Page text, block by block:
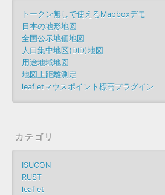
トークン無しで使えるMapboxデモ
日本の地形地図
全国公示地価地図
人口集中地区(DID)地図
用途地域地図
地図上距離測定
leafletマウスポイント標高プラグイン
カテゴリ
ISUCON
RUST
leaflet